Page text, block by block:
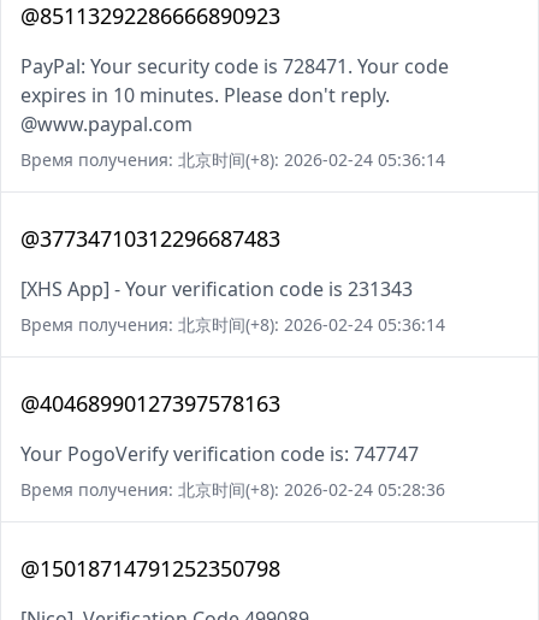
@85113292286666890923
PayPal: Your security code is 728471. Your code
expires in 10 minutes. Please don't reply.
@www.paypal.com
Время получения: 北京时间(+8): 2026-02-24 05:36:14
@37734710312296687483
[XHS App] - Your verification code is 231343
Время получения: 北京时间(+8): 2026-02-24 05:36:14
@40468990127397578163
Your PogoVerify verification code is: 747747
Время получения: 北京时间(+8): 2026-02-24 05:28:36
@15018714791252350798